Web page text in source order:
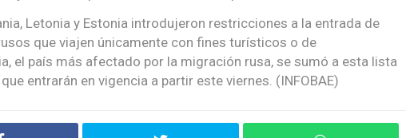
Letonia y Estonia introdujeron restricciones a la entrada de
que viajen únicamente con fines turísticos o de
el país más afectado por la migración rusa, se sumó a esta lista
entrarán en vigencia a partir este viernes. (INFOBAE)